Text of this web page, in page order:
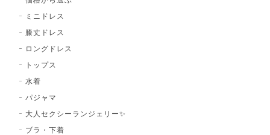
ミニドレス
膝丈ドレス
ロングドレス
トップス
水着
パジャマ
大人セクシーランジェリー✨
ブラ・下着